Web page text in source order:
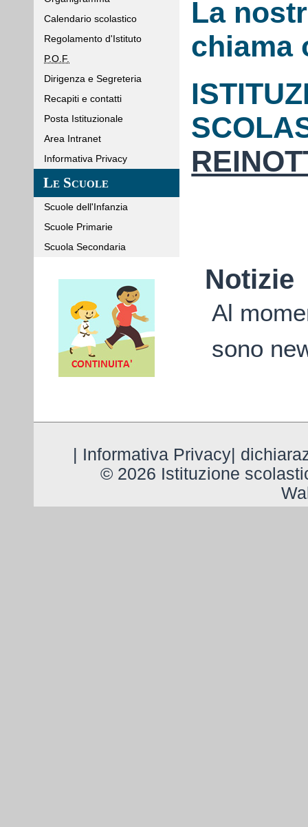
Calendario scolastico
Regolamento d'Istituto
P.O.F.
Dirigenza e Segreteria
Recapiti e contatti
Posta Istituzionale
Area Intranet
Informativa Privacy
Le Scuole
Scuole dell'Infanzia
Scuole Primarie
Scuola Secondaria
La
chiama
Notizie
Al
sono
Informativa Privacy
© 2026 Istituzione